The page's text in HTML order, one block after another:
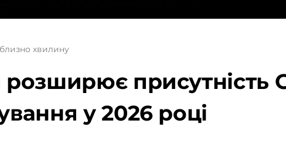
хвилину
присутність
у 2026 році